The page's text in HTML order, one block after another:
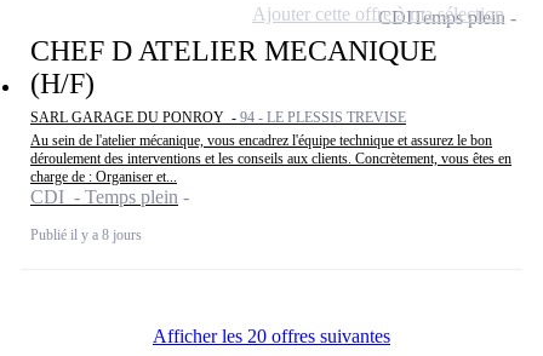
CHEF D ATELIER MECANIQUE
(H/F)
SARL GARAGE DU PONROY - 94 - LE PLESSIS TREVISE
Au sein de l'atelier mécanique, vous encadrez l'équipe technique et assurez le bon
déroulement des interventions et les conseils aux clients. Concrètement, vous êtes en
charge de : Organiser et...
CDI - Temps plein
Publié il y a 8 jours
CDITemps plein
Ajouter cette offre à ma sélection
Afficher les 20 offres suivantes